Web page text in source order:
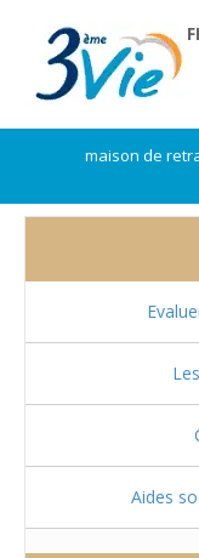
maison de
Aides